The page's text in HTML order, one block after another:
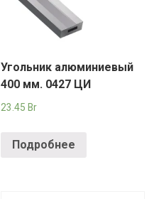
Угольник алюминиевый
400 мм. 0427 ЦИ
23.45 Br
Подробнее